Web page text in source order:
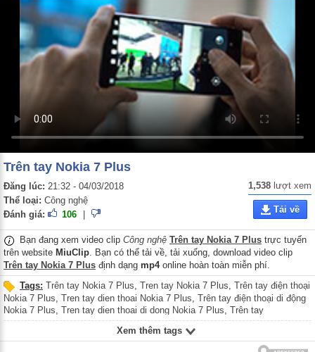
Trên tay Nokia 7 Plus
Đăng lúc: 21:32 - 04/03/2018
Thể loại: Công nghệ
Đánh giá:
106
1,538 lượt xem
Tải về
Bạn đang xem video clip Công nghệ Trên tay Nokia 7 Plus trực tuyến
trên website MiuClip. Bạn có thể tải về, tải xuống, download video clip
Trên tay Nokia 7 Plus định dạng mp4online hoàn toàn miễn phí.
Tags: Trên tay Nokia 7 Plus, Tren tay Nokia 7 Plus, Trên tay điện thoại
Nokia 7 Plus Tren tay dien thoai Nokia 7 Plus Trên tay điện thoại di động
Nokia 7 Plus Tren tay dien thoai di dong Nokia 7 Plus Trên tay
smartphone Nokia 7 Plus,Tren tay smartphone Nokia 7 Plus
Xem thêm tags